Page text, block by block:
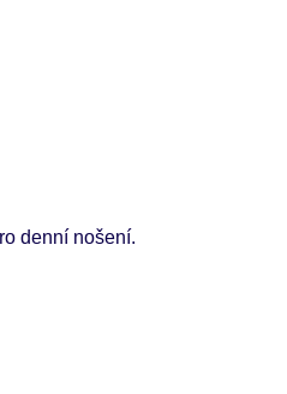
denní nošení.